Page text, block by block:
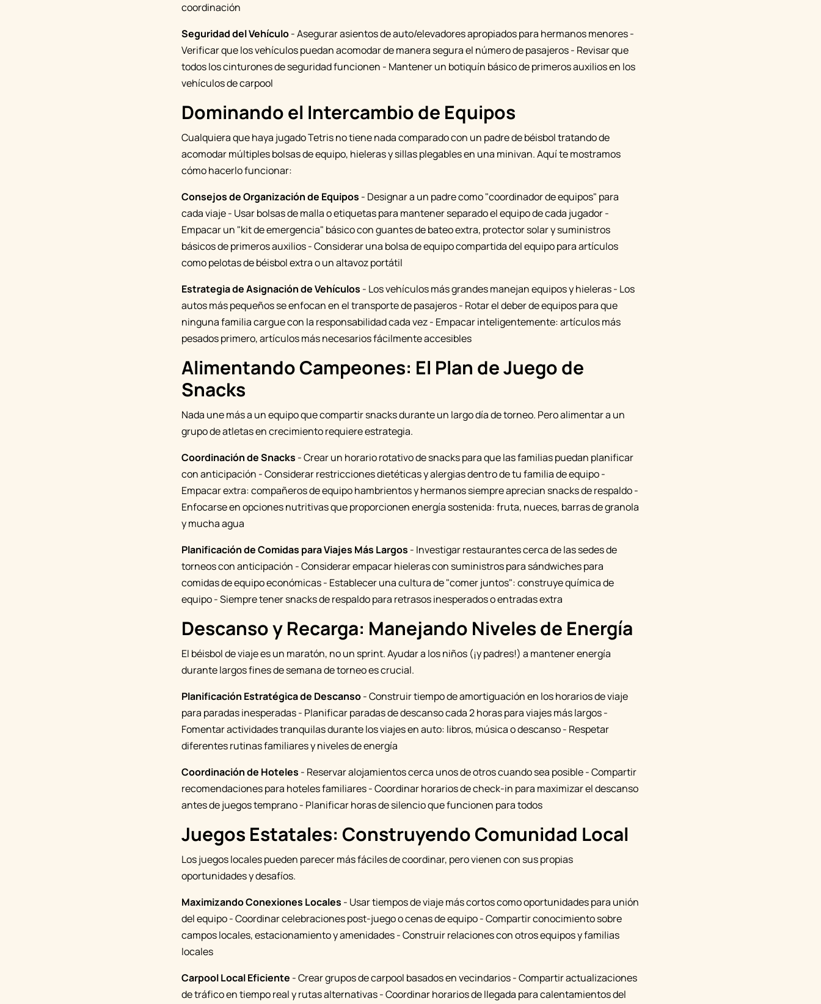
coordinación
Seguridad del Vehículo- Asegurar asientos de auto/elevadores apropiados para hermanos menores -
Verificar que los vehículos puedan acomodar de manera segura el número de pasajeros - Revisar que
todos los cinturones de seguridad funcionen - Mantener un botiquín básico de primeros auxilios en los
vehículos de carpool
Dominando el Intercambio de Equipos
Cualquiera que haya jugado Tetris no tiene nada comparado con un padre de béisbol tratando de
acomodar múltiples bolsas de equipo, hieleras y sillas plegables en una minivan. Aquí te mostramos
cómo hacerlo funcionar:
Consejos de Organización de Equipos - Designar a un padre como "coordinador de equipos" para
cada viaje - Usar bolsas de malla o etiquetas para mantener separado el equipo de cada jugador -
Empacar un "kit de emergencia" básico con guantes de bateo extra, protector solar y suministros
básicos de primeros auxilios - Considerar una bolsa de equipo compartida del equipo para artículos
como pelotas de béisbol extra o un altavoz portátil
Estrategia de Asignación de Vehículos - Los vehículos más grandes manejan equipos y hieleras - Los
autos más pequeños se enfocan en el transporte de pasajeros - Rotar el deber de equipos para que
ninguna familia cargue con la responsabilidad cada vez - Empacar inteligentemente: artículos más
pesados primero, artículos más necesarios fácilmente accesibles
Alimentando Campeones: El Plan de Juego de
Snacks
Nada une más a un equipo que compartir snacks durante un largo día de torneo. Pero alimentar a un
grupo de atletas en crecimiento requiere estrategia.
Coordinación de Snacks - Crear un horario rotativo de snacks para que las familias puedan planificar
con anticipación - Considerar restricciones dietéticas y alergias dentro de tu familia de equipo -
Empacar extra: compañeros de equipo hambrientos y hermanos siempre aprecian snacks de respaldo -
Enfocarse en opciones nutritivas que proporcionen energía sostenida: fruta, nueces, barras de granola
y mucha agua
Planificación de Comidas para Viajes Más Largos - Investigar restaurantes cerca de las sedes de
torneos con anticipación - Considerar empacar hieleras con suministros para sándwiches para
comidas de equipo económicas - Establecer una cultura de "comer juntos": construye química de
equipo - Siempre tener snacks de respaldo para retrasos inesperados o entradas extra
Descanso y Recarga: Manejando Niveles de Energía
El béisbol de viaje es un maratón, no un sprint. Ayudar a los niños (¡y padres!) a mantener energía
durante largos fines de semana de torneo es crucial.
Planificación Estratégica de Descanso- Construir tiempo de amortiguación en los horarios de viaje
para paradas inesperadas - Planificar paradas de descanso cada 2 horas para viajes más largos -
Fomentar actividades tranquilas durante los viajes en auto: libros, música o descanso - Respetar
diferentes rutinas familiares y niveles de energía
Coordinación de Hoteles - Reservar alojamientos cerca unos de otros cuando sea posible - Compartir
recomendaciones para hoteles familiares - Coordinar horarios de check-in para maximizar el descanso
antes de juegos temprano - Planificar horas de silencio que funcionen para todos
Juegos Estatales: Construyendo Comunidad Local
Los juegos locales pueden parecer más fáciles de coordinar, pero vienen con sus propias
oportunidades y desafíos.
Maximizando Conexiones Locales - Usar tiempos de viaje más cortos como oportunidades para unión
del equipo - Coordinar celebraciones post-juego o cenas de equipo - Compartir conocimiento sobre
campos locales, estacionamiento y amenidades - Construir relaciones con otros equipos y familias
locales
Carpool Local Eficiente - Crear grupos de carpool basados en vecindarios - Compartir actualizaciones
de tráfico en tiempo real y rutas alternativas - Coordinar horarios de llegada para calentamientos del